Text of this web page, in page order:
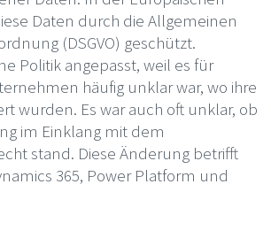
Daten durch die Allgemeinen
(DSGVO) geschützt.
Politik angepasst, weil es für
häufig unklar war, wo ihre
wurden. Es war auch oft unklar, ob
im Einklang mit dem
stand. Diese Änderung betrifft
365, Power Platform und